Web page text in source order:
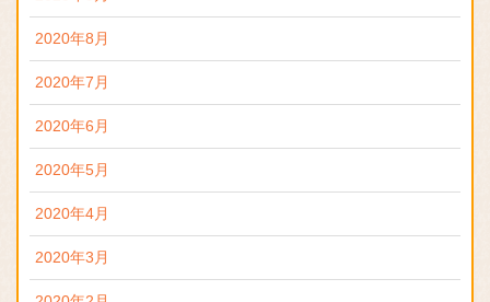
2020年8月
2020年7月
2020年6月
2020年5月
2020年4月
2020年3月